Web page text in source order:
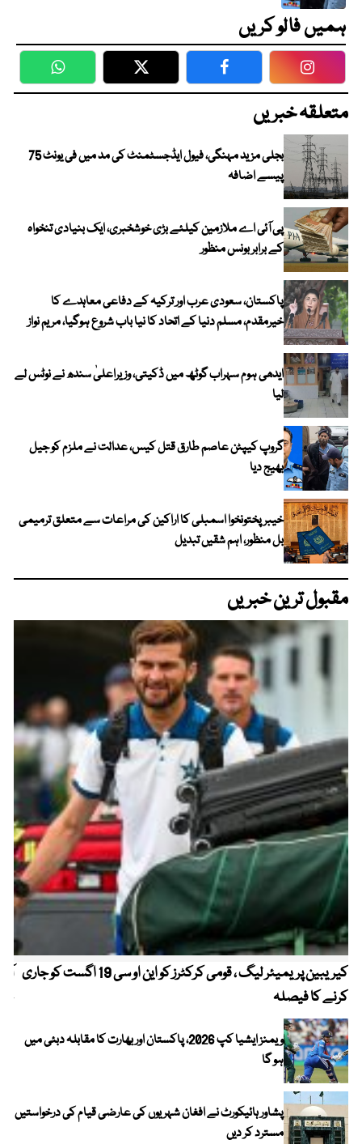
ہمیں فالو کریں
WhatsApp Twitter Facebook
متعلقہ خبریں
بجلی مزید مہنگی، فیول ایڈجسٹمنٹ کی مد میں فی یونٹ 75
پیسے اضافہ
پی آئی اے ملازمین کیلئے بڑی خوشخبری، ایک بنیادی تنخواہ
کے برابر بونس منظور
پاکستان، سعودی عرب اور ترکیہ کے دفاعی معاہدے کا
خیرمقدم، مسلم دنیا کے اتحاد کا نیا باب شروع ہوگیا، مریم نواز
ایدھی ہوم سہراب گوٹھ میں ڈکیتی، وزیراعلیٰ سندھ نے نوٹس لے
لیا
گروپ کیپٹن عاصم طارق قتل کیس، عدالت نے ملزم کو جیل
بھیج دیا
خیبرپختونخوا اسمبلی کا اراکین کی مراعات سے متعلق ترمیمی
بل منظور، اہم شقیں تبدیل
مقبول ترین خبریں
کیریبین پریمیئر لیگ ، قومی کرکٹرز کو این او سی 19 اگست کو جاری
کرنے کا فیصلہ
ویمنز ایشیا کپ 2026، پاکستان اور بھارت کا مقابلہ دبئی میں
ہو گا
پشاور ہائیکورٹ نے افغان شہریوں کی عارضی قیام کی درخواستیں
مسترد کر دیں